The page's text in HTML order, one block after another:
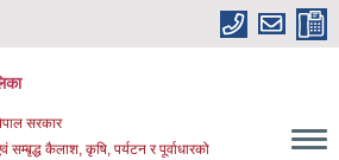
सरकार
सम्बृद्ध कैलाश, कृषि, पर्यटन र पूर्वाधारको